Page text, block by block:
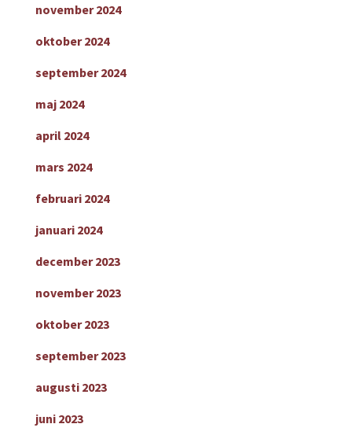
november 2024
oktober 2024
september 2024
maj 2024
april 2024
mars 2024
februari 2024
januari 2024
december 2023
november 2023
oktober 2023
september 2023
augusti 2023
juni 2023